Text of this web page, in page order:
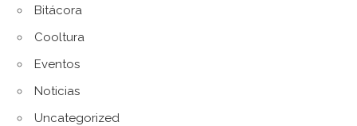
Bitácora
Cooltura
Eventos
Noticias
Uncategorized